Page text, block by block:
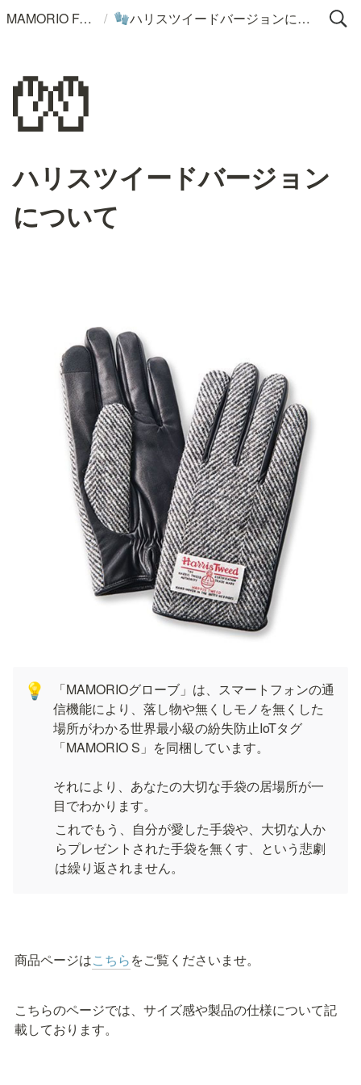
MAMORIO FAQ / 🧤 ハリスツイードバージョンについて
🧤
ハリスツイードバージョン
について
💡
「MAMORIOグローブ」は、スマートフォンの通
信機能により、落し物や無くしモノを無くした
場所がわかる世界最小級の紛失防止IoTタグ
「MAMORIO S」を同梱しています。
それにより、あなたの大切な手袋の居場所が一
これでもう、自分が愛した手袋や、大切な人か
らプレゼントされた手袋を無くす、という悲劇
は繰り返されません。
商品ページはこちらをご覧くださいませ。
こちらのページでは、サイズ感や製品の仕様について記
載しております。